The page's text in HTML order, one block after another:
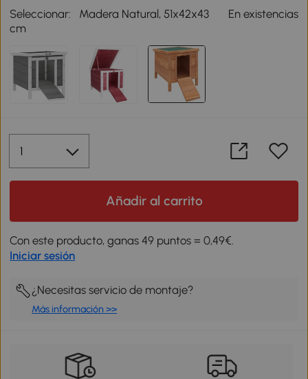
Seleccionar:
Madera Natural, 51x42x43
cm
En existencias
Añadir al carrito
Con este producto, ganas 49 puntos = 0,49€.
Iniciar sesión
¿Necesitas servicio de montaje?
Más información >>